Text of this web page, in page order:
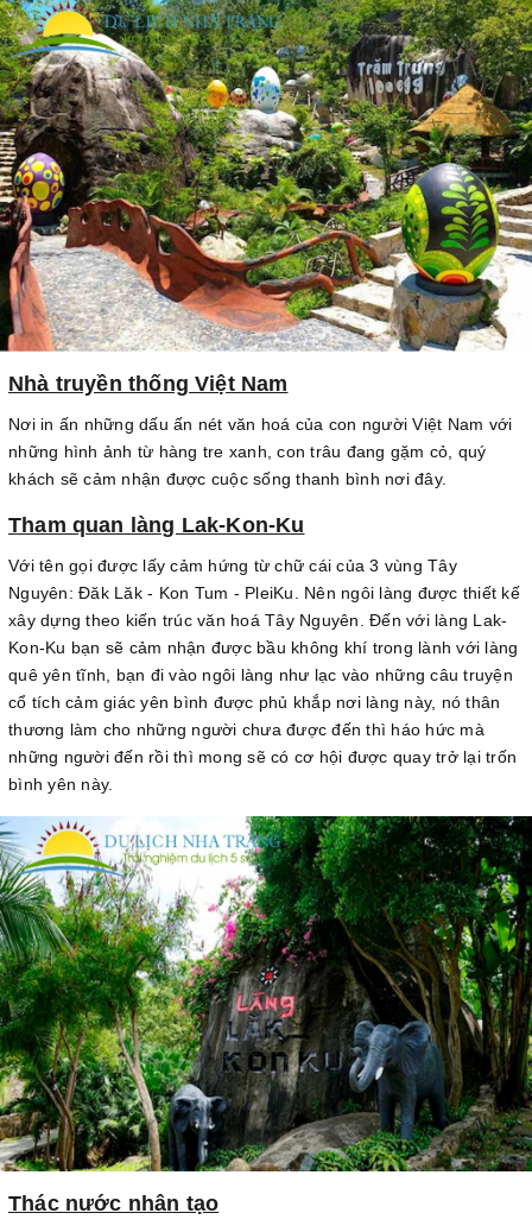
Nhà truyền thống Việt Nam
Nơi in ấn những dấu ấn nét văn hoá của con người Việt Nam với
những hình ảnh từ hàng tre xanh, con trâu đang gặm cỏ, quý
khách sẽ cảm nhận được cuộc sống thanh bình nơi đây.
Tham quan làng Lak-Kon-Ku
Với tên gọi được lấy cảm hứng từ chữ cái của 3 vùng Tây
Nguyên: Đăk Lăk - Kon Tum - PleiKu. Nên ngôi làng được thiết kế
xây dựng theo kiến trúc văn hoá Tây Nguyên. Đến với làng Lak-
Kon-Ku bạn sẽ cảm nhận được bầu không khí trong lành với làng
quê yên tĩnh, bạn đi vào ngôi làng như lạc vào những câu truyện
cổ tích cảm giác yên bình được phủ khắp nơi làng này, nó thân
thương làm cho những người chưa được đến thì háo hức mà
những người đến rồi thì mong sẽ có cơ hội được quay trở lại trốn
bình yên này.
Thác nước nhân tạo